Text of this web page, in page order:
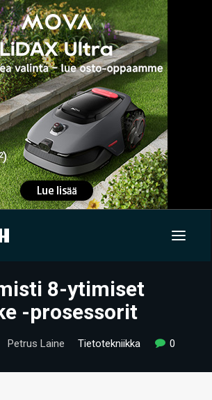
8-ytimiset
-prosessorit
Petrus Laine Tietotekniikka 0